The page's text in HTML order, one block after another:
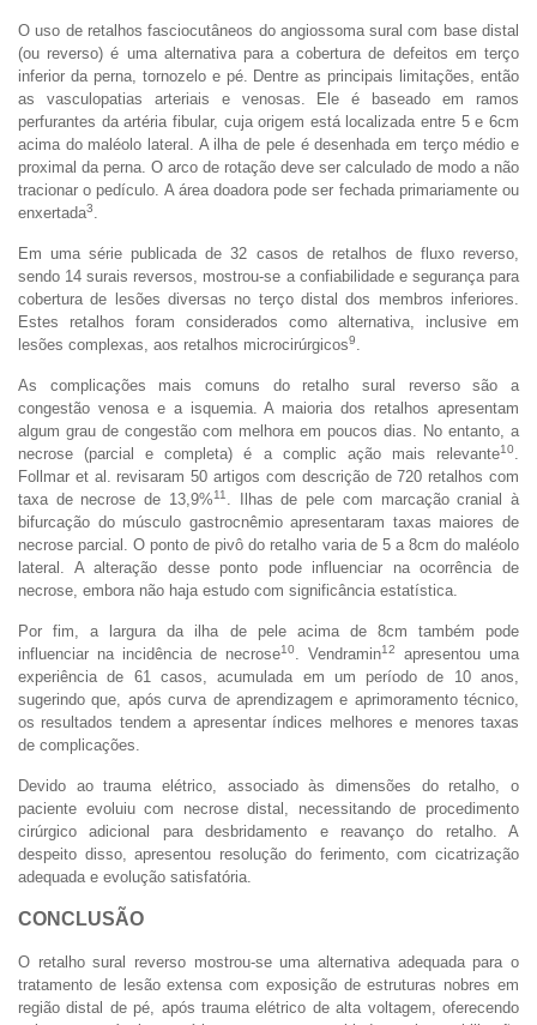
O uso de retalhos fasciocutâneos do angiossoma sural com base distal
(ou reverso) é uma alternativa para a cobertura de defeitos em terço
inferior da perna, tornozelo e pé. Dentre as principais limitações, então
as vasculopatias arteriais e venosas. Ele é baseado em ramos
perfurantes da artéria fibular, cuja origem está localizada entre 5 e 6cm
acima do maléolo lateral. A ilha de pele é desenhada em terço médio e
proximal da perna. O arco de rotação deve ser calculado de modo a não
tracionar o pedículo. A área doadora pode ser fechada primariamente ou
enxertada3
Em uma série publicada de 32 casos de retalhos de fluxo reverso,
sendo 14 surais reversos, mostrou-se a confiabilidade e segurança para
cobertura de lesões diversas no terço distal dos membros inferiores.
Estes retalhos foram considerados como alternativa, inclusive em
lesões complexas, aos retalhos microcirúrgicos9
As complicações mais comuns do retalho sural reverso são a
congestão venosa e a isquemia. A maioria dos retalhos apresentam
algum grau de congestão com melhora em poucos dias. No entanto, a
necrose (parcial e completa) é a complic ação mais relevante10
Follmar et al. revisaram 50 artigos com descrição de 720 retalhos com
taxa de necrose de 13,9%11
. Ilhas de pele com marcação cranial à
bifurcação do músculo gastrocnêmio apresentaram taxas maiores de
necrose parcial. O ponto de pivô do retalho varia de 5 a 8cm do maléolo
lateral. A alteração desse ponto pode influenciar na ocorrência de
necrose, embora não haja estudo com significância estatística.
Por fim, a largura da ilha de pele acima de 8cm também pode
influenciar na incidência de necrose10 . Vendramin12
apresentou uma
experiência de 61 casos, acumulada em um período de 10 anos,
sugerindo que, após curva de aprendizagem e aprimoramento técnico,
os resultados tendem a apresentar índices melhores e menores taxas
de complicações.
Devido ao trauma elétrico, associado às dimensões do retalho, o
paciente evoluiu com necrose distal, necessitando de procedimento
cirúrgico adicional para desbridamento e reavanço do retalho. A
despeito disso, apresentou resolução do ferimento, com cicatrização
adequada e evolução satisfatória.
CONCLUSÃO
O retalho sural reverso mostrou-se uma alternativa adequada para o
tratamento de lesão extensa com exposição de estruturas nobres em
região distal de pé, após trauma elétrico de alta voltagem, oferecendo